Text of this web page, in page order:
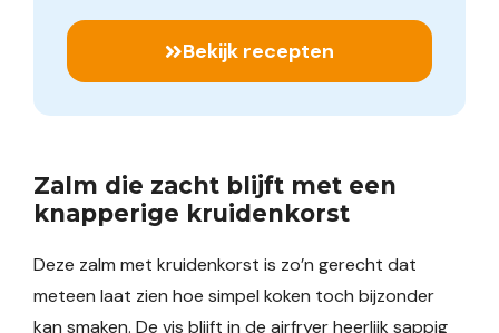
Bekijk recepten
Zalm die zacht blijft met een
knapperige kruidenkorst
Deze zalm met kruidenkorst is zo’n gerecht dat
meteen laat zien hoe simpel koken toch bijzonder
kan smaken. De vis blijft in de airfryer heerlijk sappig